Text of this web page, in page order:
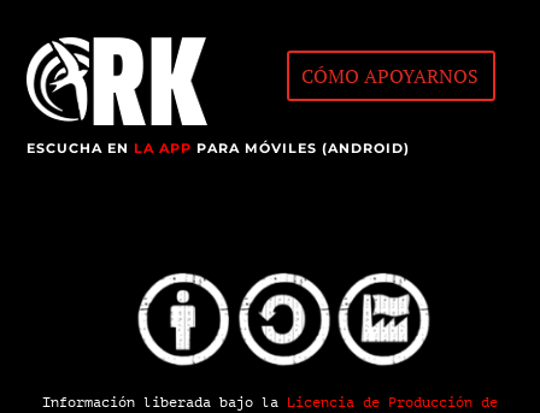
CÓMO APOYARNOS
ESCUCHA ENLA APP PARA MÓVILES (ANDROID)
Información liberada bajo la Licencia de Producción de